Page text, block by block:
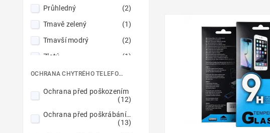
Průhledný
(2)
Tmavě zelený
(1)
Tmavší modrý
(2)
Zlatý
(1)
Černý
Červený
(1)
Červený / Námořnická modrá
(1)
OCHRANA CHYTRÉHO TELEFONU
Ochrana před poškozením
(12)
Ochrana před poškrábáním
(13)